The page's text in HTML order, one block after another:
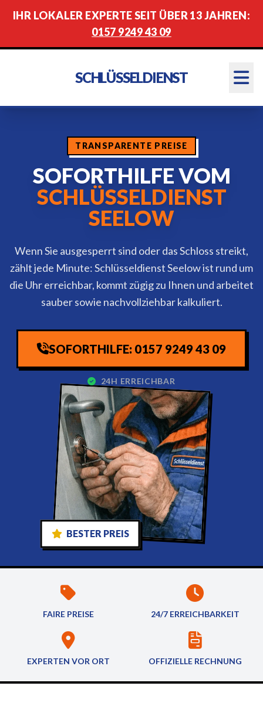
IHR LOKALER EXPERTE SEIT ÜBER 13 JAHREN:
0157 9249 43 09
SCHLÜSSELDIENST
TRANSPARENTE PREISE
SOFORTHILFE VOM
SCHLÜSSELDIENST
SEELOW
Wenn Sie ausgesperrt sind oder das Schloss streikt,
zählt jede Minute: Schlüsseldienst Seelow ist rund um
die Uhr erreichbar, kommt zügig zu Ihnen und arbeitet
sauber sowie nachvollziehbar kalkuliert.
SOFORTHILFE: 0157 9249 43 09
24H ERREICHBAR
BESTER PREIS
FAIRE PREISE 24/7 ERREICHBARKEIT
EXPERTEN VOR ORT OFFIZIELLE RECHNUNG